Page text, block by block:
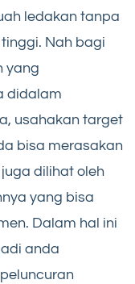
ledakan tanpa
Nah bagi
yang
didalam
usahakan target
bisa merasakan
dilihat oleh
yang bisa
Dalam hal ini
anda